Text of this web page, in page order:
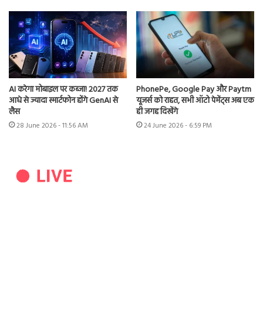
AI करेगा मोबाइल पर कब्जा! 2027 तक
आधे से ज्यादा स्मार्टफोन होंगे GenAI से
लैस
28 June 2026 - 11:56 AM
PhonePe, Google Pay और Paytm
यूजर्स को राहत, सभी ऑटो पेमेंट्स अब एक
ही जगह दिखेंगे
24 June 2026 - 6:59 PM